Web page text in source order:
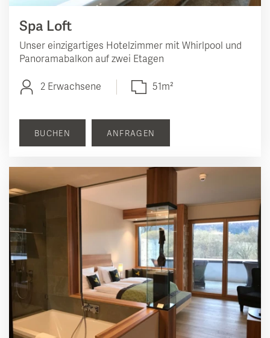
Spa Loft
Unser einzigartiges Hotelzimmer mit Whirlpool und
Panoramabalkon auf zwei Etagen
2 Erwachsene 51m²
BUCHEN ANFRAGEN